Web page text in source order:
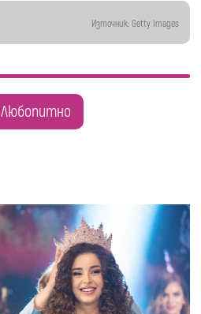
Източник: Getty Images
Любопитно